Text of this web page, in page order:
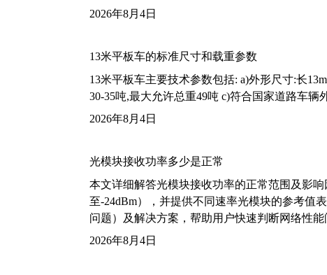
2026年8月4日
13米平板车的标准尺寸和载重参数
13米平板车主要技术参数包括: a)外形尺寸:长
30-35吨,最大允许总重49吨 c)符合国家道路车辆
2026年8月4日
光模块接收功率多少是正常
本文详细解答光模块接收功率的正常范围及影
至-24dBm），并提供不同速率光模块的参考值
问题）及解决方案，帮助用户快速判断网络性能
2026年8月4日